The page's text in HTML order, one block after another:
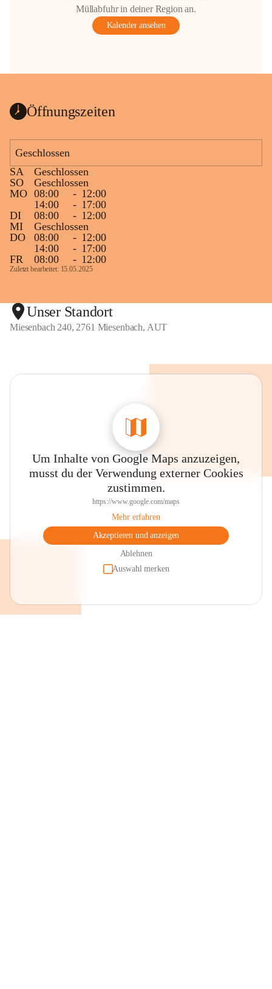
Müllabfuhr in deiner Region an.
Kalender ansehen
Öffnungszeiten
Geschlossen
SA
Geschlossen
SO
Geschlossen
MO 08:00 - 12:00
14:00
- 17:00
DI
08:00 - 12:00
MI
Geschlossen
DO
08:00 - 12:00
14:00
- 17:00
FR
08:00 - 12:00
Zuletzt bearbeitet: 15.05.2025
Unser Standort
Miesenbach 240, 2761 Miesenbach, AUT
Um Inhalte von Google Maps anzuzeigen,
musst du der Verwendung externer Cookies
zustimmen.
https://www.google.com/maps
Mehr erfahren
Akzeptieren und anzeigen
Ablehnen
Auswahl merken